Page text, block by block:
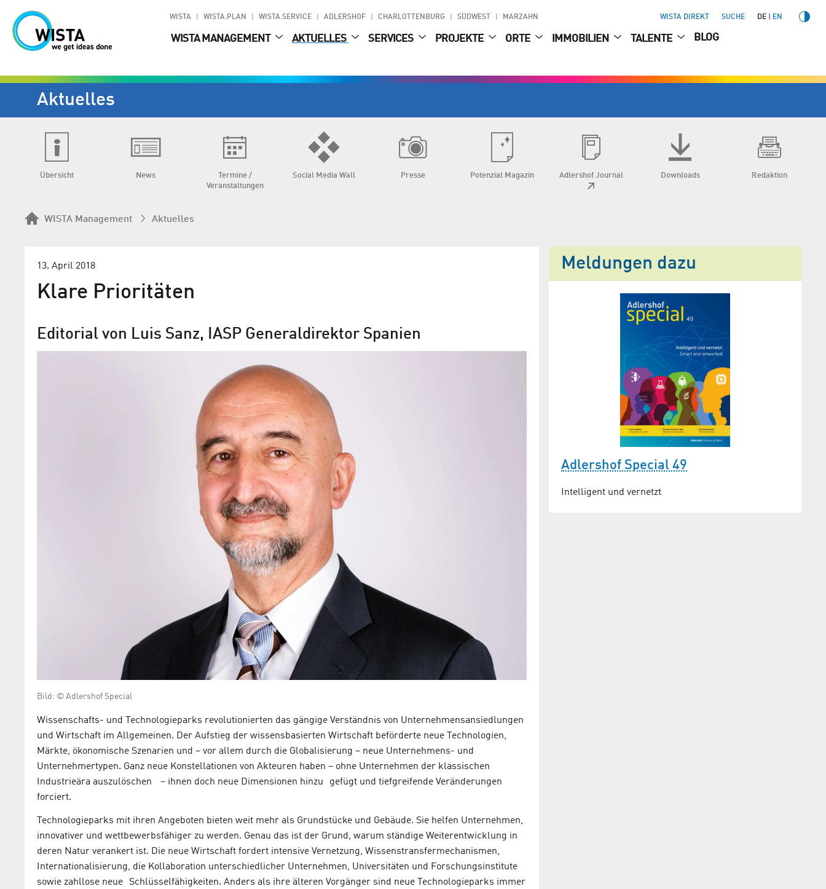
WISTA WISTA.PLAN WISTA.SERVICE ADLERSHOF CHARLOTTENBURG SÜDWEST MARZAHN WISTA DIREKT SUCHE DE EN
WISTA MANAGEMENT AKTUELLES SERVICES PROJEKTE ORTE IMMOBILIEN TALENTE BLOG
Aktuelles
Übersicht News
Termine /
Veranstaltungen
Social Media Wall Presse Potenzial Magazin Adlershof Journal Downloads Redaktion
WISTA Management Aktuelles
13. April 2018
Klare Prioritäten
Editorial von Luis Sanz, IASP Generaldirektor Spanien
Bild: © Adlershof Special
Wissenschafts- und Technologieparks revolutionierten das gängige Verständnis von Unternehmensansiedlungen
und Wirtschaft im Allgemeinen. Der Aufstieg der wissensbasierten Wirtschaft beförderte neue Technologien,
Märkte, ökonomische Szenarien und – vor allem durch die Globalisierung – neue Unternehmens- und
Unternehmertypen. Ganz neue Konstellationen von Akteuren haben – ohne Unternehmen der klassischen
Industrieära auszulöschen – ihnen doch neue Dimensionen hinzu gefügt und tiefgreifende Veränderungen
forciert.
Technologieparks mit ihren Angeboten bieten weit mehr als Grundstücke und Gebäude. Sie helfen Unternehmen,
innovativer und wettbewerbsfähiger zu werden. Genau das ist der Grund, warum ständige Weiterentwicklung in
deren Natur verankert ist. Die neue Wirtschaft fordert intensive Vernetzung, Wissenstransfermechanismen,
Internationalisierung, die Kollaboration unterschiedlicher Unternehmen, Universitäten und Forschungsinstitute
sowie zahllose neue Schlüsselfähigkeiten. Anders als ihre älteren Vorgänger sind neue Technologieparks immer
Meldungen dazu
Adlershof Special 49
Intelligent und vernetzt